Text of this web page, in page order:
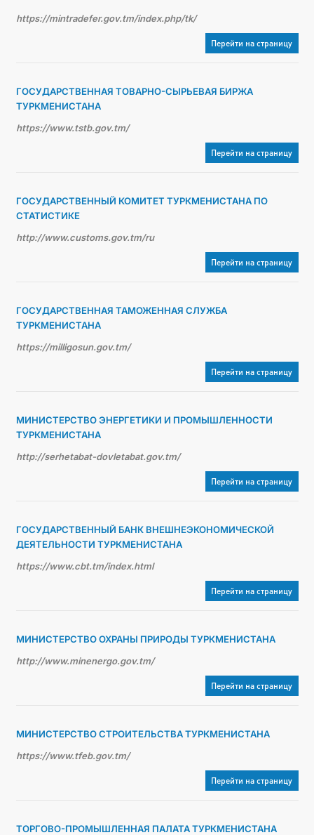
https://mintradefer.gov.tm/index.php/tk/
Перейти на страницу
ГОСУДАРСТВЕННАЯ ТОВАРНО-СЫРЬЕВАЯ БИРЖА
ТУРКМЕНИСТАНА
https://www.tstb.gov.tm/
Перейти на страницу
ГОСУДАРСТВЕННЫЙ КОМИТЕТ ТУРКМЕНИСТАНА ПО
СТАТИСТИКЕ
http://www.customs.gov.tm/ru
Перейти на страницу
ГОСУДАРСТВЕННАЯ ТАМОЖЕННАЯ СЛУЖБА
ТУРКМЕНИСТАНА
https://milligosun.gov.tm/
Перейти на страницу
МИНИСТЕРСТВО ЭНЕРГЕТИКИ И ПРОМЫШЛЕННОСТИ
ТУРКМЕНИСТАНА
http://serhetabat-dovletabat.gov.tm/
Перейти на страницу
ГОСУДАРСТВЕННЫЙ БАНК ВНЕШНЕЭКОНОМИЧЕСКОЙ
ДЕЯТЕЛЬНОСТИ ТУРКМЕНИСТАНА
https://www.cbt.tm/index.html
Перейти на страницу
МИНИСТЕРСТВО ОХРАНЫ ПРИРОДЫ ТУРКМЕНИСТАНА
http://www.minenergo.gov.tm/
Перейти на страницу
МИНИСТЕРСТВО СТРОИТЕЛЬСТВА ТУРКМЕНИСТАНА
https://www.tfeb.gov.tm/
Перейти на страницу
ТОРГОВО-ПРОМЫШЛЕННАЯ ПАЛАТА ТУРКМЕНИСТАНА